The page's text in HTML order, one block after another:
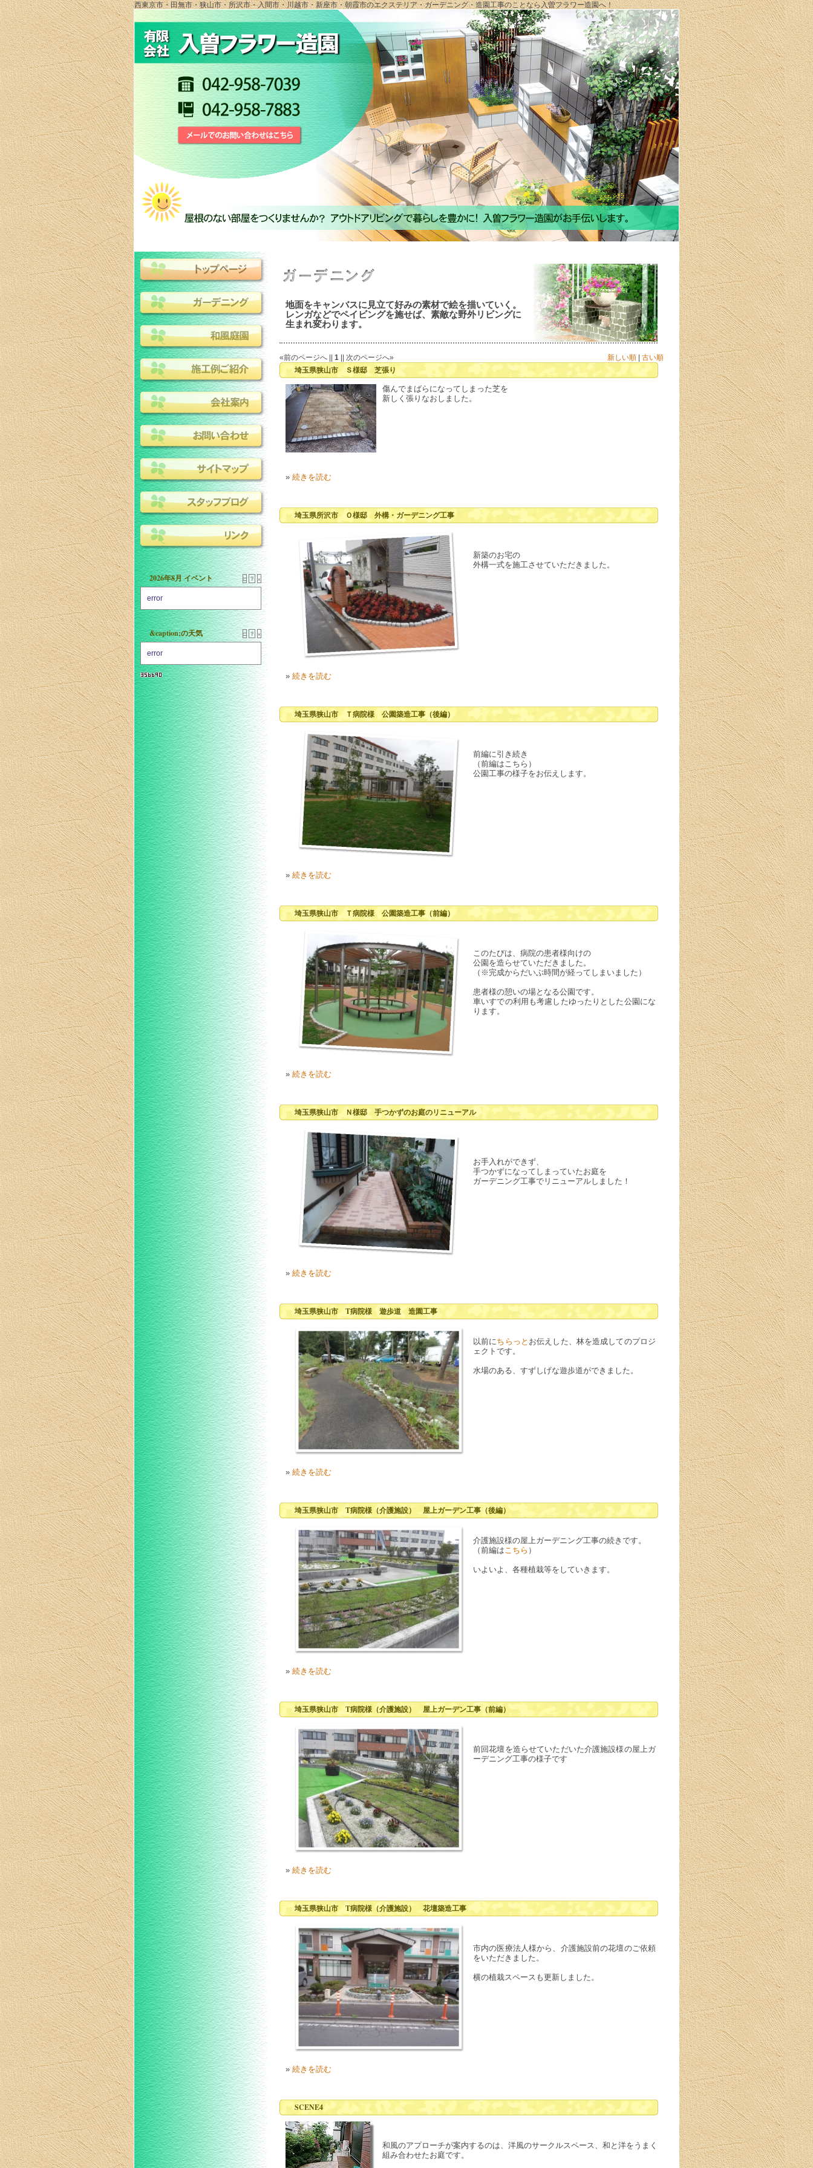
西東京市・田無市・狭山市・所沢市・入間市・川越市・新座市・朝霞市のエクステリア・ガーデニング・造園工事のことなら入曽フラワー造園へ！
地面をキャンバスに見立て好みの素材で絵を描いていく。
レンガなどでペイビングを施せば、素敵な野外リビングに
生まれ変わります。
新しい順 古い順
«前のページへ || 1 || 次のページへ»
埼玉県狭山市 Ｓ様邸 芝張り
傷んでまばらになってしまった芝を
新しく張りなおしました。
» 続きを読む
埼玉県所沢市 Ｏ様邸 外構・ガーデニング工事
新築のお宅の
外構一式を施工させていただきました。
» 続きを読む
埼玉県狭山市 Ｔ病院様 公園築造工事（後編）
前編に引き続き
（前編はこちら）
公園工事の様子をお伝えします。
» 続きを読む
埼玉県狭山市 Ｔ病院様 公園築造工事（前編）
このたびは、病院の患者様向けの
公園を造らせていただきました。
（※完成からだいぶ時間が経ってしまいました）
患者様の憩いの場となる公園です。
車いすでの利用も考慮したゆったりとした公園にな
ります。
» 続きを読む
埼玉県狭山市 Ｎ様邸 手つかずのお庭のリニューアル
お手入れができず、
手つかずになってしまっていたお庭を
ガーデニング工事でリニューアルしました！
» 続きを読む
埼玉県狭山市 T病院様 遊歩道 造園工事
以前にちらっと お伝えした、林を造成してのプロジ
ェクトです。
水場のある、すずしげな遊歩道ができました。
» 続きを読む
埼玉県狭山市 T病院様（介護施設） 屋上ガーデン工事（後編）
介護施設様の屋上ガーデニング工事の続きです。
（前編はこちら ）
いよいよ、各種植栽等をしていきます。
» 続きを読む
埼玉県狭山市 T病院様（介護施設） 屋上ガーデン工事（前編）
前回花壇を造らせていただいた介護施設様の屋上ガ
ーデニング工事の様子です
» 続きを読む
埼玉県狭山市 T病院様（介護施設） 花壇築造工事
市内の医療法人様から、介護施設前の花壇のご依頼
をいただきました。
横の植栽スペースも更新しました。
» 続きを読む
SCENE4
和風のアプローチが案内するのは、洋風のサークルスペース、和と洋をうまく
組み合わせたお庭です。
□ ？ ×
2026年8月 イベント
error
□ ？ ×
&caption;の天気
error